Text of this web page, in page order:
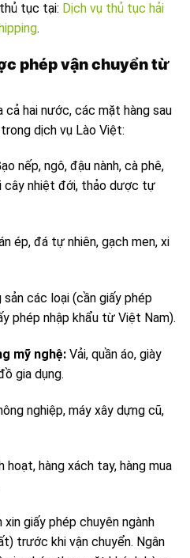
tục tại: Dịch vụ thủ tục hải
.
phép vận chuyển từ
cả hai nước, các mặt hàng sau
dịch vụ Lào Việt:
nếp, ngô, đậu nành, cà phê,
cây nhiệt đới, thảo dược tự
ép, đá tự nhiên, gạch men, xi
sản các loại (cần giấy phép
phép nhập khẩu từ Việt Nam).
mỹ nghệ: Vải, quần áo, giày
gia dụng.
nghiệp, máy xây dựng cũ,
hoạt, hàng xách tay, hàng mua
giấy phép chuyên ngành
trước khi vận chuyển. Ngân